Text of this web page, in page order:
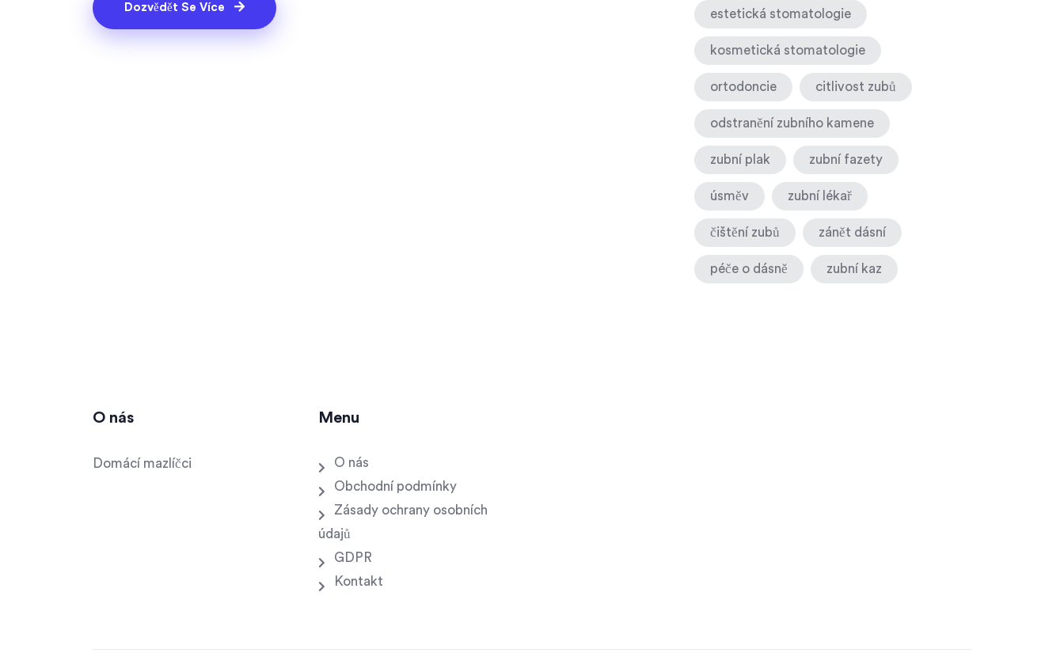
Dozvědět Se Více estetická stomatologie
kosmetická stomatologie
ortodoncie citlivost zubů
odstranění zubního kamene
zubní plak zubní fazety
úsměv zubní lékař
čištění zubů zánět dásní
péče o dásně zubní kaz
O nás
Domácí mazlíčci
Menu
O nás
Obchodní podmínky
Zásady ochrany osobních
údajů
GDPR
Kontakt